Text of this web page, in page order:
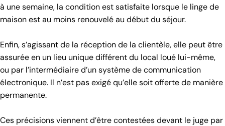
à une semaine, la condition est satisfaite lorsque le linge de
maison est au moins renouvelé au début du séjour.
Enfin, s’agissant de la réception de la clientèle, elle peut être
assurée en un lieu unique différent du local loué lui-même,
ou par l’intermédiaire d’un système de communication
électronique. Il n’est pas exigé qu’elle soit offerte de manière
permanente.
Ces précisions viennent d’être contestées devant le juge par